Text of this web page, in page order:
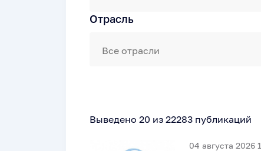
Отрасль
Выведено 20 из 22283 публикаций
04 августа 2026